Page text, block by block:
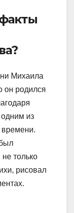
Михаила
он родился
одним из
времени.
только
рисовал